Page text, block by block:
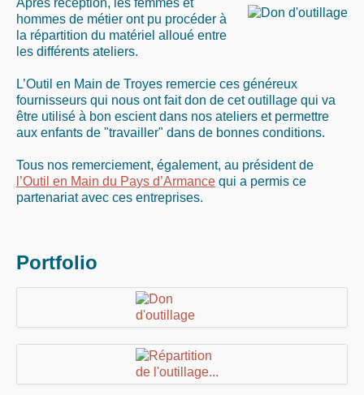
Après réception, les femmes et
hommes de métier ont pu procéder à
la répartition du matériel alloué entre
les différents ateliers.
L’Outil en Main de Troyes remercie ces généreux
fournisseurs qui nous ont fait don de cet outillage qui va
être utilisé à bon escient dans nos ateliers et permettre
aux enfants de "travailler" dans de bonnes conditions.
Tous nos remerciement, également, au président de
l’Outil en Main du Pays d’Armance qui a permis ce
partenariat avec ces entreprises.
Portfolio